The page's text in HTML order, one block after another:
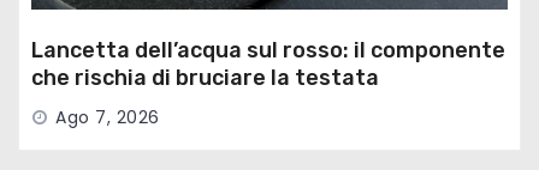
Lancetta dell’acqua sul rosso: il componente
che rischia di bruciare la testata
Ago 7, 2026